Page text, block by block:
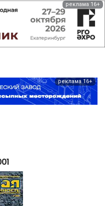
реклама 16+
реклама 16+